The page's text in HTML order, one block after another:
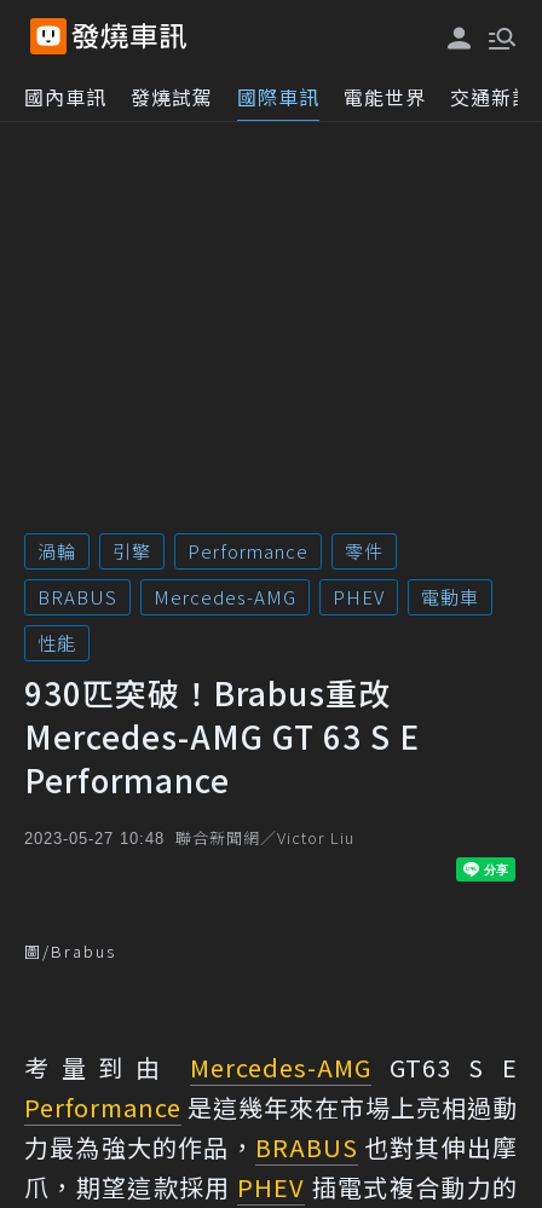
國內車訊 發燒試駕 國際車訊 電能世界 交通新訊
渦輪 引擎 Performance
零件
BRABUS
Mercedes-AMG PHEV
電動車
性能
930匹突破！Brabus重改
Mercedes-AMG GT 63 S E
Performance
2023-05-27 10:48 聯合新聞網／Victor Liu
圖/Brabus
考量到由 Mercedes-AMG GT63 S E
Performance 是這幾年來在市場上亮相過動
力最為強大的作品， BRABUS 也對其伸出摩
爪，期望這款採用 PHEV 插電式複合動力的